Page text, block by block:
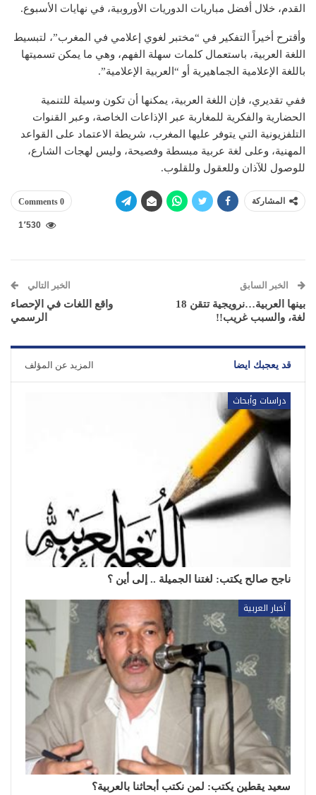
القدم، خلال أفضل مباريات الدوريات الأوروبية، في نهايات الأسبوع.
وأقترح أخيراً التفكير في “مختبر لغوي إعلامي في المغرب”، لتبسيط
اللغة العربية، باستعمال كلمات سهلة الفهم، وهي ما يمكن تسميتها
باللغة الإعلامية الجماهيرية أو “العربية الإعلامية”.
ففي تقديري، فإن اللغة العربية، يمكنها أن تكون وسيلة للتنمية
الحضارية والفكرية للمغاربة عبر الإذاعات الخاصة، وعبر القنوات
التلفزيونية التي يتوفر عليها المغرب، شريطة الاعتماد على القواعد
المهنية، وعلى لغة عربية مبسطة وفصيحة، وليس لهجات الشارع،
للوصول للآذان وللعقول وللقلوب.
المشاركة 0 Comments
1٬530
الخبر السابق
بينها العربية…نرويجية تتقن 18
لغة، والسبب غريب!!
الخبر التالي
واقع اللغات في الإحصاء
الرسمي
قد يعجبك ايضا المزيد عن المؤلف
دراسات وأبحاث
ناجح صالح يكتب: لغتنا الجميلة .. إلى أين ؟
أخبار العربية
سعيد يقطين يكتب: لمن نكتب أبحاثنا بالعربية؟